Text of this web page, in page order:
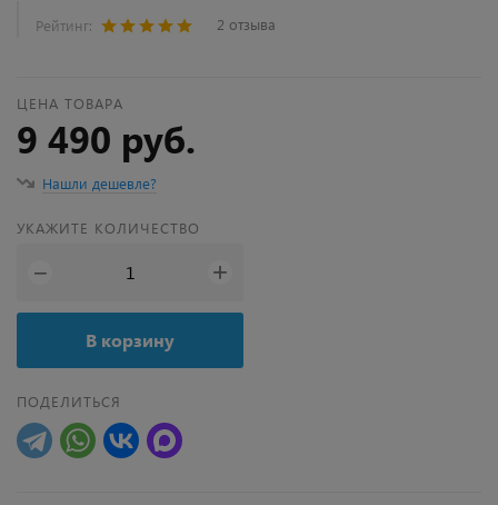
Рейтинг: 2 отзыва
ЦЕНА ТОВАРА
9 490 руб.
Нашли дешевле?
УКАЖИТЕ КОЛИЧЕСТВО
− +
В корзину
ПОДЕЛИТЬСЯ